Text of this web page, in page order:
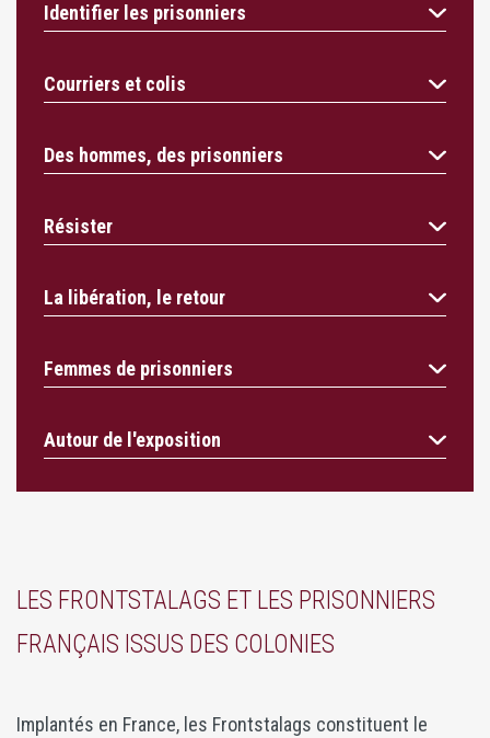
Identifier les prisonniers
Courriers et colis
Des hommes, des prisonniers
Résister
La libération, le retour
Femmes de prisonniers
Autour de l'exposition
LES FRONTSTALAGS ET LES PRISONNIERS
FRANÇAIS ISSUS DES COLONIES
Implantés en France, les Frontstalags constituent le